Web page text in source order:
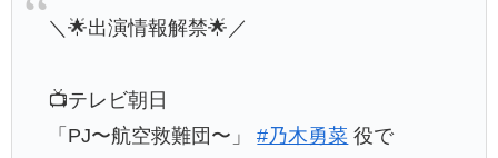
＼🌟出演情報解禁🌟／
📺テレビ朝日
「PJ〜航空救難団〜」#乃木勇菜 役で